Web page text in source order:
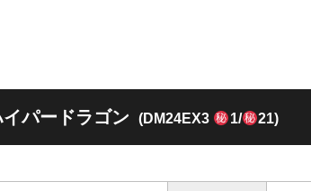
パードラゴン (DM24EX3 1/ 21)